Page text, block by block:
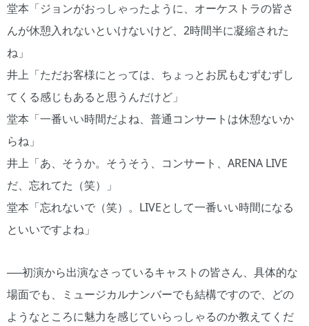
堂本「ジョンがおっしゃったように、オーケストラの皆さ
んが休憩入れないといけないけど、2時間半に凝縮された
ね」
井上「ただお客様にとっては、ちょっとお尻もむずむずし
てくる感じもあると思うんだけど」
堂本「一番いい時間だよね、普通コンサートは休憩ないか
らね」
井上「あ、そうか。そうそう、コンサート、ARENA LIVE
だ、忘れてた（笑）」
堂本「忘れないで（笑）。LIVEとして一番いい時間になる
といいですよね」
──初演から出演なさっているキャストの皆さん、具体的な
場面でも、ミュージカルナンバーでも結構ですので、どの
ようなところに魅力を感じていらっしゃるのか教えてくだ